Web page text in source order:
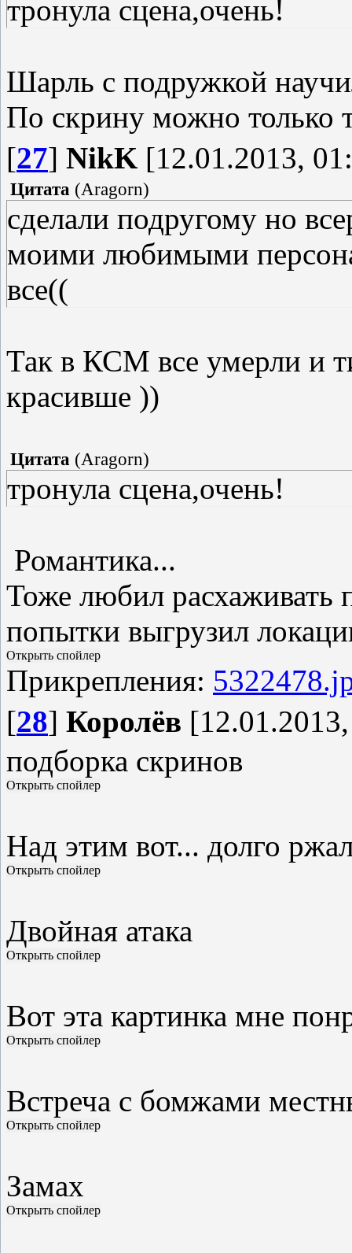
тронула сцена,очень!
Шарль с подружкой
По скрину можно только
[27] NikK [12.01.2013,
Цитата (Aragorn)
сделали подругому но
моими любимыми
все((
Так в КСМ все умерли и
красивше ))
Цитата (Aragorn)
тронула сцена,очень!
Романтика...
Тоже любил расхаживать
попытки выгрузил
Прикрепления:
[28] Королёв
подборка скринов
Над этим вот... долго
Двойная атака
Вот эта картинка мне
Встреча с бомжами
Замах